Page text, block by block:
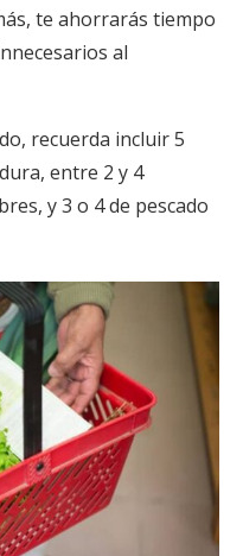
te ahorrarás tiempo
al
recuerda incluir 5
entre 2 y 4
y 3 o 4 de pescado